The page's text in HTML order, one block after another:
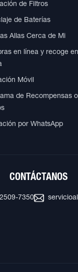
de Filtros
de Baterías
Allas Cerca de Mi
en línea y recoge en
Móvil
de Recompensas o
por WhatsApp
CONTÁCTANOS
7350